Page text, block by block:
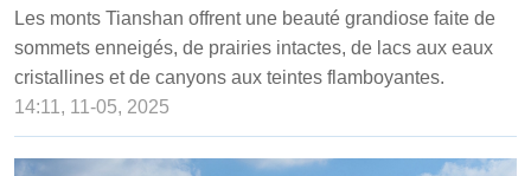
Les monts Tianshan offrent une beauté grandiose faite de
sommets enneigés, de prairies intactes, de lacs aux eaux
cristallines et de canyons aux teintes flamboyantes.
14:11, 11-05, 2025